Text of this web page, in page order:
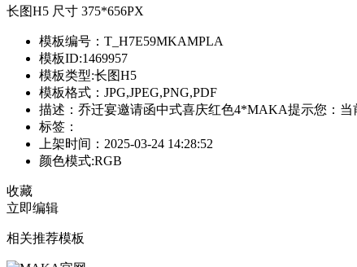
长图H5 尺寸 375*656PX
模板编号：T_H7E59MKAMPLA
模板ID:1469957
模板类型:长图H5
模板格式：JPG,JPEG,PNG,PDF
描述：乔迁宴邀请函中式喜庆红色4*MAKA提示您：当
标签：
上架时间：2025-03-24 14:28:52
颜色模式:RGB
收藏
立即编辑
相关推荐模板